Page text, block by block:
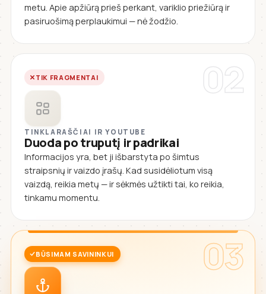
metu. Apie apžiūrą prieš perkant, variklio priežiūrą ir
pasiruošimą perplaukimui — nė žodžio.
02
TIK FRAGMENTAI
TINKLARAŠČIAI IR YOUTUBE
Duoda po truputį ir padrikai
Informacijos yra, bet ji išbarstyta po šimtus
straipsnių ir vaizdo įrašų. Kad susidėliotum visą
vaizdą, reikia metų — ir sėkmės užtikti tai, ko reikia,
tinkamu momentu.
03
BŪSIMAM SAVININKUI